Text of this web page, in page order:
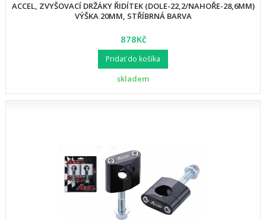
ACCEL, ZVYŠOVACÍ DRŽÁKY ŘIDÍTEK (DOLE-22,2/NAHOŘE-28,6MM)
VÝŠKA 20MM, STŘÍBRNÁ BARVA
878Kč
Pridať do košíka
skladem